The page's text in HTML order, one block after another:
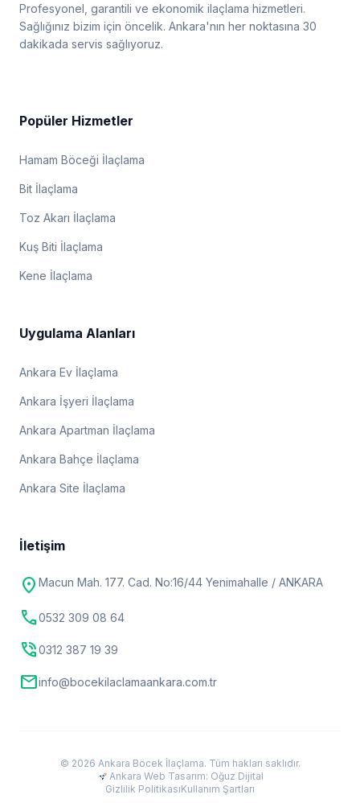
Profesyonel, garantili ve ekonomik ilaçlama hizmetleri.
Sağlığınız bizim için öncelik. Ankara'nın her noktasına 30
dakikada servis sağlıyoruz.
Popüler Hizmetler
Hamam Böceği İlaçlama
Bit İlaçlama
Toz Akarı İlaçlama
Kuş Biti İlaçlama
Kene İlaçlama
Uygulama Alanları
Ankara Ev İlaçlama
Ankara İşyeri İlaçlama
Ankara Apartman İlaçlama
Ankara Bahçe İlaçlama
Ankara Site İlaçlama
İletişim
location_on Macun Mah. 177. Cad. No:16/44 Yenimahalle / ANKARA
call0532 309 08 64
phone_in_talk0312 387 19 39
mailinfo@bocekilaclamaankara.com.tr
© 2026 Ankara Böcek İlaçlama. Tüm hakları saklıdır.
Ankara Web Tasarım: Oğuz Dijital
Gizlilik PolitikasıKullanım Şartları